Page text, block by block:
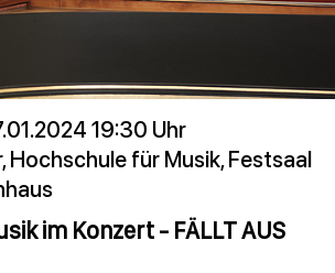
19:30 Uhr
Hochschule für Musik, Festsaal
im Konzert - FÄLLT AUS